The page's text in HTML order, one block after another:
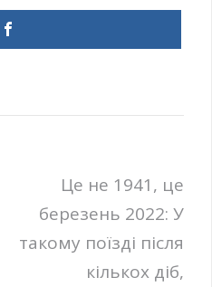
Це не 1941, це
березень 2022: У
такому поїзді після
кількох діб,